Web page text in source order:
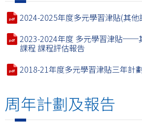
2024-2025年度多元學習津貼(其
2023-2024年度 多元學習津貼──
課程 課程評估報告
2018-21年度多元學習津貼三年計
周年計劃及報告